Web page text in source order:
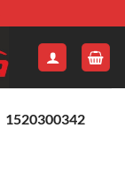
1520300342